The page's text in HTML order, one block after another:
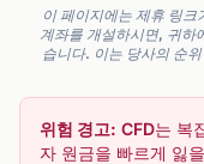
이 페이지에는 제휴 링
계좌를 개설하시면, 귀하
습니다. 이는 당사의 순
위험 경고: CFD는 복
자 원금을 빠르게 잃